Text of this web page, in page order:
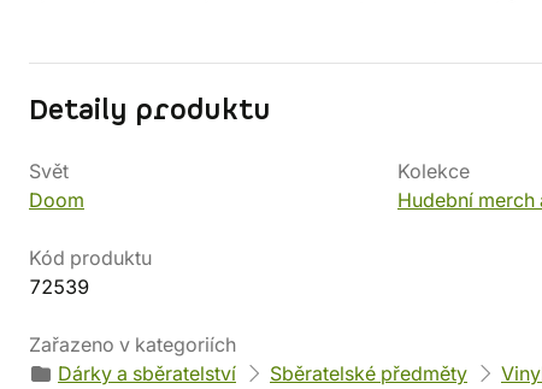
Detaily produktu
Svět
Doom
Kolekce
Hudební
Kód produktu
72539
Zařazeno v kategoriích
Dárky a sběratelství
Sběratelské předměty